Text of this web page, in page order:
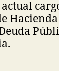
actual